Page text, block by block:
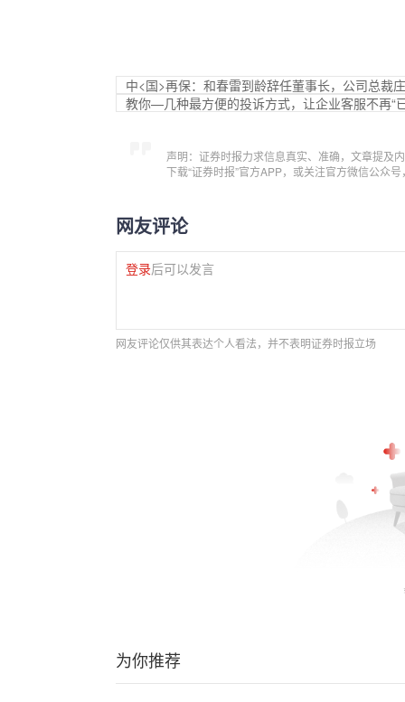
中<国>再保：和春雷到龄辞任董事长，公司总裁
教你—几种最方便的投诉方式，让企业客服不再“
声明：证券时报力求信息真实、准确，文章提及
下载“证券时报”官方APP，或关注官方微信公众
网友评论
登录后可以发言
网友评论仅供其表达个人看法，并不表明证券时报立场
为你推荐